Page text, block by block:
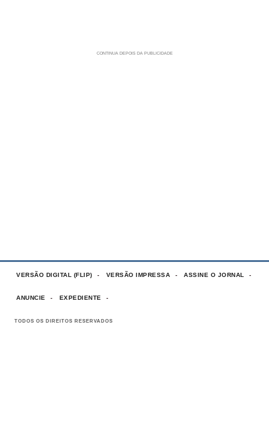
VERSÃO DIGITAL (FLIP) VERSÃO IMPRESSA ASSINE O JORNAL
ANUNCIE EXPEDIENTE
TODOS OS DIREITOS RESERVADOS